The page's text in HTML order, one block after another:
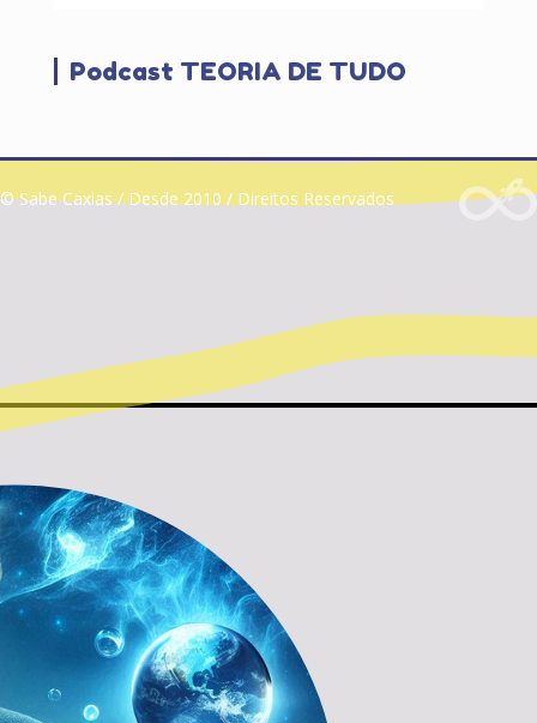
Podcast TEORIA DE TUDO
© Sabe Caxias / Desde 2010 / Direitos Reservados